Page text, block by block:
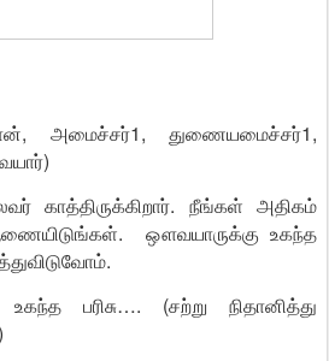
அமைச்சர்1, துணையமைச்சர்1,
காத்திருக்கிறார். நீங்கள் அதிகம்
ஔவயாருக்கு உகந்த
பரிசு…. (சற்று நிதானித்து